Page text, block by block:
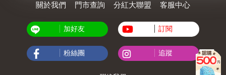
關於我們 門市查詢 分紅大聯盟 客服中心
加好友 訂閱
粉絲團 追蹤